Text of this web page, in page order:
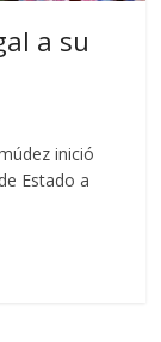
a su
inició
Estado a